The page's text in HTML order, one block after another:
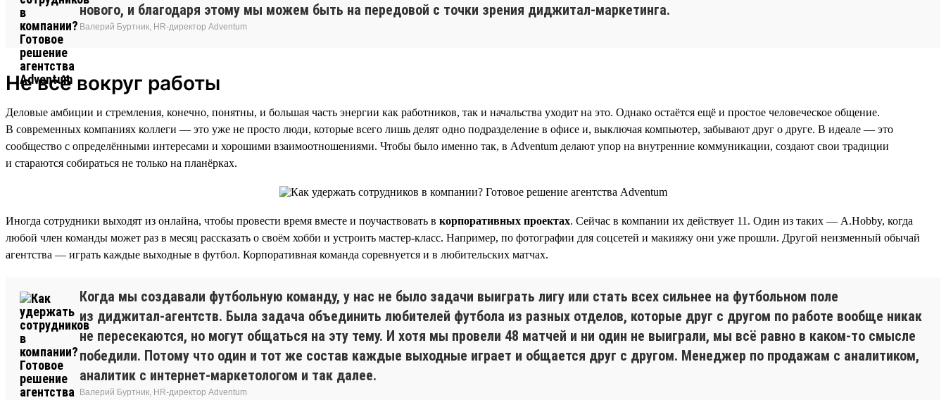
нового, и благодаря этому мы можем быть на передовой с точки зрения диджитал-маркетинга.
Валерий Буртник, HR-директор Adventum
Не всё вокруг работы
Деловые амбиции и стремления, конечно, понятны, и большая часть энергии как работников, так и начальства уходит на это. Однако остаётся ещё и простое человеческое общение.
В современных компаниях коллеги — это уже не просто люди, которые всего лишь делят одно подразделение в офисе и, выключая компьютер, забывают друг о друге. В идеале — это
сообщество с определёнными интересами и хорошими взаимоотношениями. Чтобы было именно так, в Adventum делают упор на внутренние коммуникации, создают свои традиции
и стараются собираться не только на планёрках.
Иногда сотрудники выходят из онлайна, чтобы провести время вместе и поучаствовать в корпоративных проектах. Сейчас в компании их действует 11. Один из таких — A.Hobby, когда
любой член команды может раз в месяц рассказать о своём хобби и устроить мастер-класс. Например, по фотографии для соцсетей и макияжу они уже прошли. Другой неизменный обычай
агентства — играть каждые выходные в футбол. Корпоративная команда соревнуется и в любительских матчах.
Когда мы создавали футбольную команду, у нас не было задачи выиграть лигу или стать всех сильнее на футбольном поле
из диджитал-агентств. Была задача объединить любителей футбола из разных отделов, которые друг с другом по работе вообще никак
не пересекаются, но могут общаться на эту тему. И хотя мы провели 48 матчей и ни один не выиграли, мы всё равно в каком-то смысле
победили. Потому что один и тот же состав каждые выходные играет и общается друг с другом. Менеджер по продажам с аналитиком,
аналитик с интернет-маркетологом и так далее.
Валерий Буртник, HR-директор Adventum